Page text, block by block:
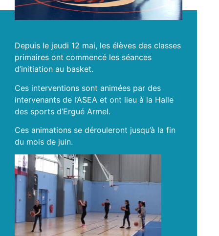
Depuis le jeudi 12 mai, les élèves des classes
primaires ont commencé les séances
d’initiation au basket.
Ces interventions sont animées par des
intervenants de l’ASEA et ont lieu à la Halle
des sports d’Ergué Armel.
Ces animations se dérouleront jusqu’à la fin
du mois de juin.